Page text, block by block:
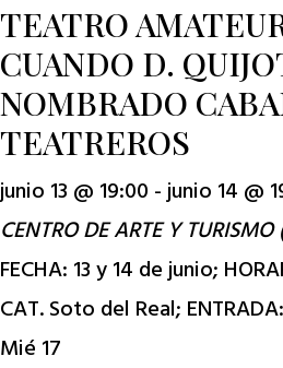
TEATRO
CUANDO D.
NOMBRADO
TEATREROS
junio 13 @ 19:00 -junio 14 @
CENTRO DE ARTE Y TURISMO
FECHA: 13 y 14 de junio;
CAT. Soto del Real;
Mié 17